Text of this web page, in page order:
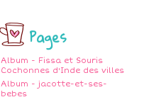
Pages
Album - Fissa et Souris
Cochonnes d'Inde des villes
Album - jacotte-et-ses-
bebes